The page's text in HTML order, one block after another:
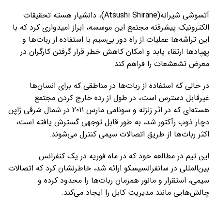
آتسوشی شیرانه(Atsushi Shirane)، دانشیار هسته تحقیقات
الکترونیک پیشرفته مجتمع این موسسه، ابراز امیدواری کرد که با
این تراشه‌ها عملیات از راه دور بی‌سیم با استفاده از ربات‌ها و
پهپادها ارتقاء یابد و امکان کاهش خطر قرار گرفتن کارگران در
معرض تشعشعات را فراهم کند.
در حالی که استفاده از ربات‌ها در مناطقی که برای انسان‌ها
غیرقابل دسترس است، در طول از رده خارج کردن مجتمع
هسته‌ای که در اثر زلزله و سونامی مارس ۲۰۱۱ در شمال شرقی ژاپن
دچار ذوب رآکتور شد، به طور قابل توجهی گسترش یافته است،
اکثر ربات‌ها از طریق اتصالات سیمی کنترل می‌شوند.
این تیم در مطالعه خود که در ماه فوریه در یک کنفرانس
بین‌المللی در سانفرانسیسکو ارائه شد، خاطرنشان کرد که اتصالات
سیمی، استقرار و مانور همزمان ربات‌ها را محدود کرده و
چالش‌هایی مانند مدیریت کابل را ایجاد می‌کند.